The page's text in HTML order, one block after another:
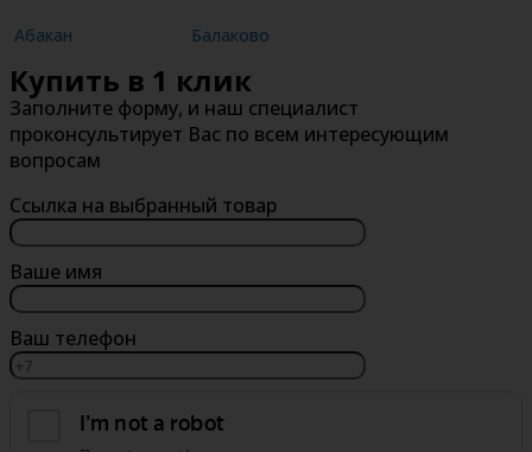
Абакан
Александров
Альметьевск
Анапа
Арзамас
Армавир
Архангельск
Астрахань
Ачинск
Балаково
Балашиха
Барнаул
Бийск
Благовещенск
Борисоглебск
Братск
Купить в 1 клик
Заполните форму, и наш специалист
проконсультирует Вас по всем интересующим
вопросам
Ссылка на выбранный товар
Ваше имя
Ваш телефон